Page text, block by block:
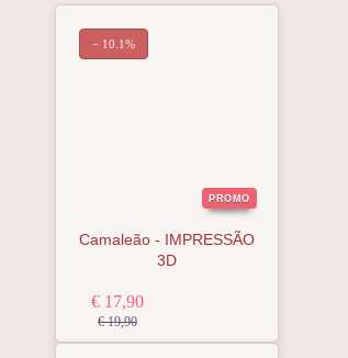
PROMO
Camaleão - IMPRESSÃO
3D
€ 17,90
€ 19,90
− 10.1%